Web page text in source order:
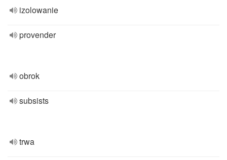
izolowanie
provender
obrok
subsists
trwa